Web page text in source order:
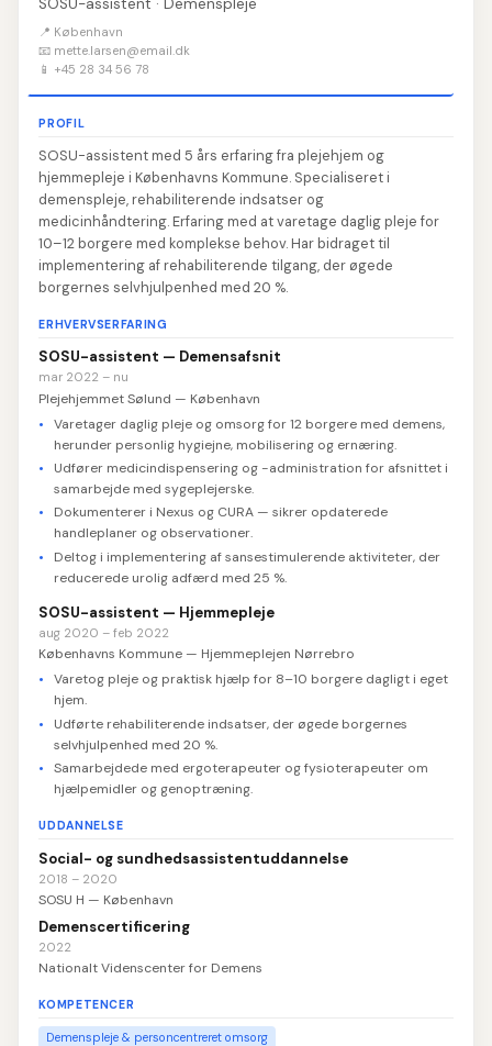
📍 København
📧 mette.larsen@email.dk
📱 +45 28 34 56 78
PROFIL
SOSU-assistent med 5 års erfaring fra plejehjem og
hjemmepleje i Københavns Kommune. Specialiseret i
demenspleje, rehabiliterende indsatser og
medicinhåndtering. Erfaring med at varetage daglig pleje for
10–12 borgere med komplekse behov. Har bidraget til
implementering af rehabiliterende tilgang, der øgede
borgernes selvhjulpenhed med 20 %.
ERHVERVSERFARING
SOSU-assistent — Demensafsnit
mar 2022 – nu
Plejehjemmet Sølund — København
Varetager daglig pleje og omsorg for 12 borgere med demens,
herunder personlig hygiejne, mobilisering og ernæring.
Udfører medicindispensering og -administration for afsnittet i
samarbejde med sygeplejerske.
Dokumenterer i Nexus og CURA — sikrer opdaterede
handleplaner og observationer.
Deltog i implementering af sansestimulerende aktiviteter, der
reducerede urolig adfærd med 25 %.
SOSU-assistent — Hjemmepleje
aug 2020 – feb 2022
Københavns Kommune — Hjemmeplejen Nørrebro
Varetog pleje og praktisk hjælp for 8–10 borgere dagligt i eget
hjem.
Udførte rehabiliterende indsatser, der øgede borgernes
selvhjulpenhed med 20 %.
Samarbejdede med ergoterapeuter og fysioterapeuter om
hjælpemidler og genoptræning.
UDDANNELSE
Social- og sundhedsassistentuddannelse
2018 – 2020
SOSU H — København
Demenscertificering
2022
Nationalt Videnscenter for Demens
KOMPETENCER
Demenspleje & personcentreret omsorg